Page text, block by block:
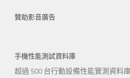
贊助影音廣告
手機性能測試資料庫
超過 500 台行動設備性能實測資料